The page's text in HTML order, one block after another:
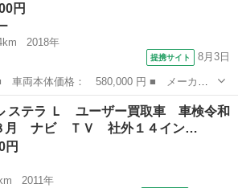
円
2018年
提携サイト 8月3日
サンバートラック ■ グレード名：
両側スライドドア・リアドアハネアゲ式
ステラ Ｌ ユーザー買取車 車検令和
月 ナビ ＴＶ 社外１４イン…
円
2011年